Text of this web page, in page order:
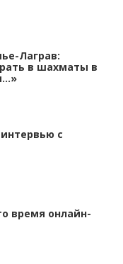
Лаграв:
в шахматы в
с
время онлайн-